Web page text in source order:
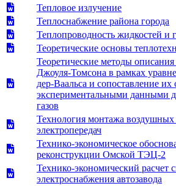
Тепловое излучение
Теплоснабжение района города
Теплопроводность жидкостей и
Теоретические основы
Теоретические методы описания
Джоуля-Томсона в рамках
дер-Ваальса и сопоставление их
экспериментальными данными
газов
Технология монтажа
электропередач
Технико-экономическое
реконструкции Омской ТЭЦ-2
Технико-экономический расчет
электроснабжения автозавода